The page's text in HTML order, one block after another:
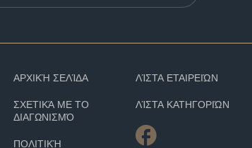
ΑΡΧΙΚΉ ΣΕΛΊΔΑ
ΣΧΕΤΙΚΆ ΜΕ ΤΟ
ΔΙΑΓΩΝΙΣΜΌ
ΠΟΛΙΤΙΚΉ
ΛΊΣΤΑ ΕΤΑΙΡΕΙΏΝ
ΛΊΣΤΑ ΚΑΤΗΓΟΡΙΏΝ